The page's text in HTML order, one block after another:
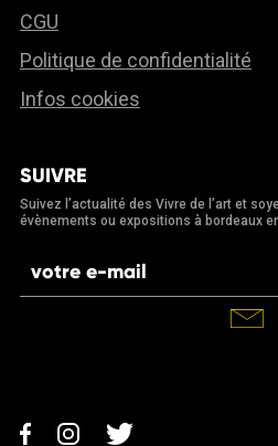
CGU
Politique de confidentialité
Infos cookies
SUIVRE
Suivez l’actualité des Vivre de l’art et
évènements ou expositions à bordeaux